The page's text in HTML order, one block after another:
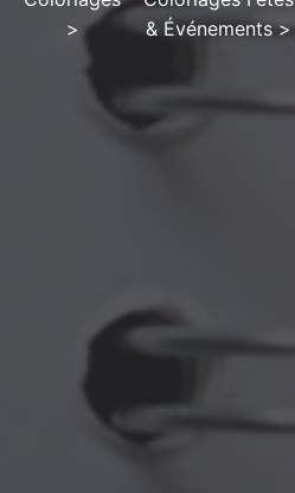
>
& Événements>